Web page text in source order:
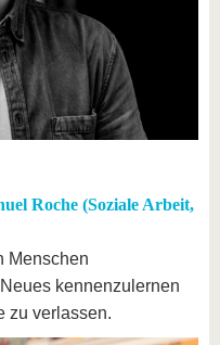
Roche (Soziale Arbeit,
Menschen
kennenzulernen
zu verlassen.